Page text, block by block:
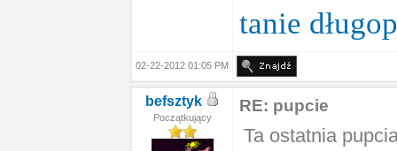
tanie
02-22-2012 01:05 PM
befsztyk
Początkujący
RE: pupcie
Ta ostatnia